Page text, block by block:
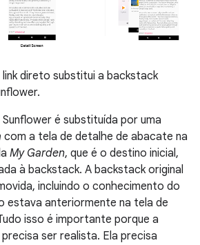
link direto substitui a backstack
é substituída por uma
com a tela de detalhe de abacate na
My Garden, que é o destino inicial,
à backstack. A backstack original
incluindo o conhecimento do
estava anteriormente na tela de
isso é importante porque a
ser realista. Ela precisa